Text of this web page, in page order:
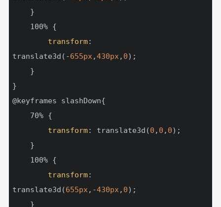
transform:
translate3d(-655px,430px, 0);
}
@keyframes slashDown{
transform: translate3d(0 , 0 , 0);
transform:
translate3d(655px,-430px, 0);